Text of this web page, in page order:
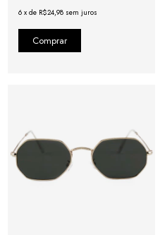
6 x de R$24,98 sem juros